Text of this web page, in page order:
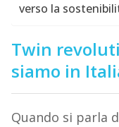
verso la
Twin
siamo in
Quando si parla